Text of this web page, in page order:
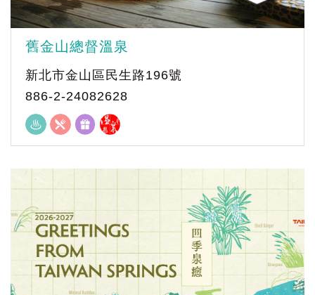
舊金山總督溫泉
新北市金山區民生路196號
886-2-24082628